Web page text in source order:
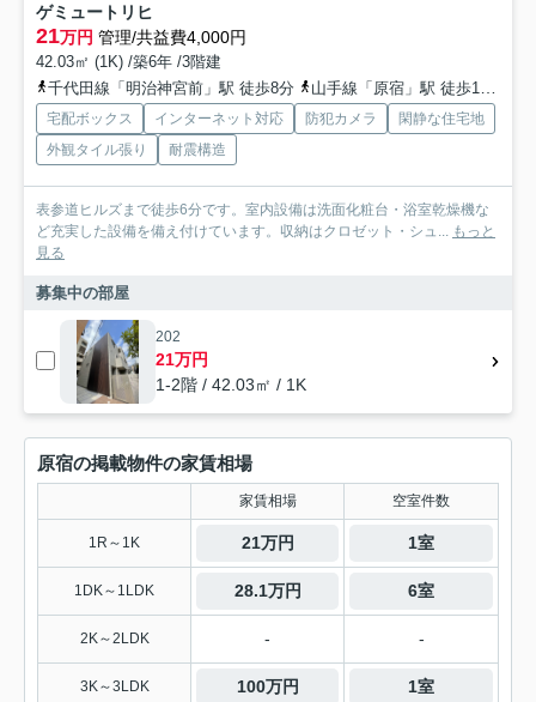
ゲミュートリヒ
21万円 管理/共益費4,000円
42.03㎡ (1K) /築6年 /3階建
千代田線「明治神宮前」駅 徒歩8分
山手線「原宿」駅 徒歩11分
宅配ボックス インターネット対応 防犯カメラ
閑静な住宅地
外観タイル張り
耐震構造
表参道ヒルズまで徒歩6分です。室内設備は洗面化粧台・浴室乾燥機な
ど充実した設備を備え付けています。収納はクロゼット・シュ... もっと
見る
募集中の部屋
202
21万円
1-2階 / 42.03㎡ / 1K
原宿の掲載物件の家賃相場
家賃相場 空室件数
1R～1K 21万円 1室
1DK～1LDK 28.1万円 6室
2K～2LDK - -
3K～3LDK 100万円 1室